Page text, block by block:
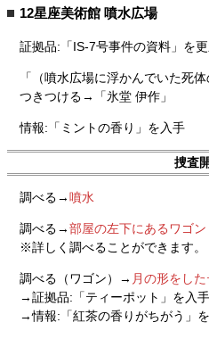
12星座美術館 噴水広場
証拠品:「IS-7号事件の資料」を
「（噴水広場に浮かんでいた死
つきつける→「氷堂 伊作」
情報:「ミントの香り」を入手
捜査
調べる→噴水
調べる→部屋の左下にあるワゴン
※詳しく調べることができます。
調べる（ワゴン）→ 月の形をし
→証拠品:「ティーポット」を入手
→情報:「紅茶の香りがちがう」